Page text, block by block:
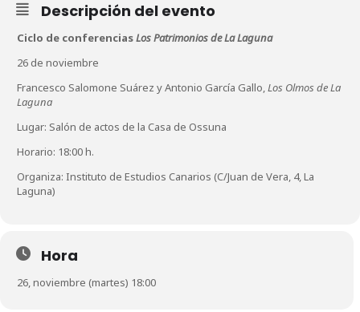
Descripción del evento
Ciclo de conferenciasLos Patrimonios de La Laguna
26 de noviembre
Francesco Salomone Suárez y Antonio García Gallo,Los Olmos de La
Laguna
Lugar: Salón de actos de la Casa de Ossuna
Horario: 18:00 h.
Organiza: Instituto de Estudios Canarios (C/Juan de Vera, 4, La
Laguna)
Hora
26, noviembre (martes) 18:00